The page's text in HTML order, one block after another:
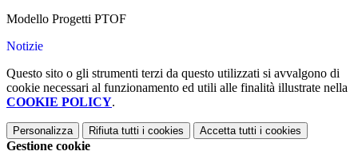
Modello Progetti PTOF
Notizie
Questo sito o gli strumenti terzi da questo utilizzati si avvalgono di
cookie necessari al funzionamento ed utili alle finalità illustrate nella
COOKIE POLICY.
Personalizza Rifiuta tutti i cookies Accetta tutti i cookies
Gestione cookie